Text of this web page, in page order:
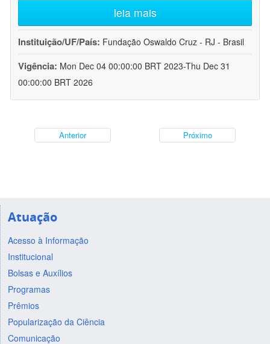
leia mais
Instituição/UF/País: Fundação Oswaldo Cruz - RJ - Brasil
Vigência: Mon Dec 04 00:00:00 BRT 2023-Thu Dec 31
00:00:00 BRT 2026
Anterior Próximo
Atuação
Acesso à Informação
Institucional
Bolsas e Auxílios
Programas
Prêmios
Popularização da Ciência
Comunicação